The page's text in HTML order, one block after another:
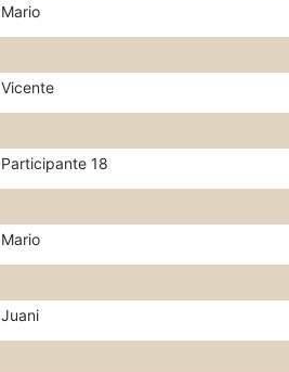
Mario
Vicente
Participante 18
Mario
Juani